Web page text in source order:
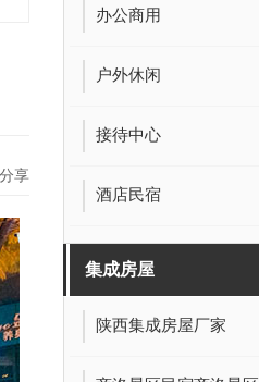
享
办公商用
户外休闲
接待中心
酒店民宿
集成房屋
陕西集成房屋厂家